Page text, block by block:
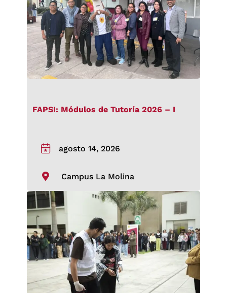
FAPSI: Módulos de Tutoría 2026 – I
agosto 14, 2026
Campus La Molina